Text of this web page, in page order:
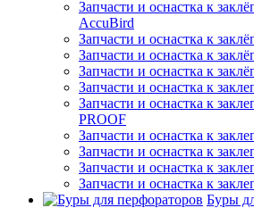
Запчасти и оснастка к
AccuBird
Запчасти и оснастка к
Запчасти и оснастка к
Запчасти и оснастка к
Запчасти и оснастка к
Запчасти и оснастка к
PROOF
Запчасти и оснастка к
Запчасти и оснастка к
Запчасти и оснастка к
Запчасти и оснастка к
Буры